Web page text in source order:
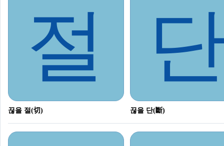
절
끊을 절(切) 끊을 단(斷)